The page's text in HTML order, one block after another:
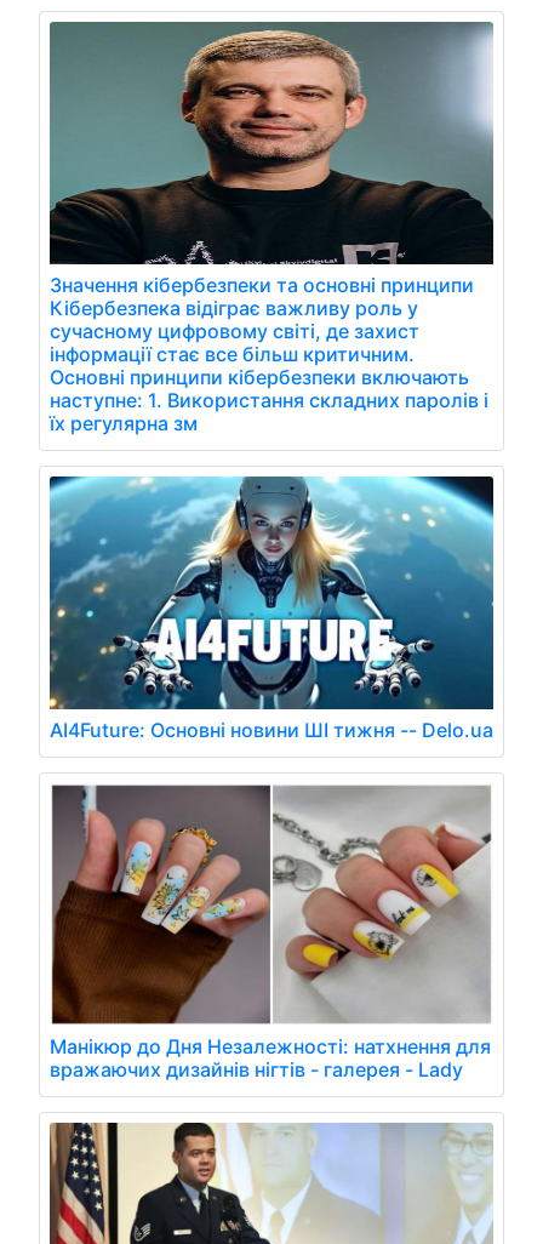
Значення кібербезпеки та основні принципи
Кібербезпека відіграє важливу роль у
сучасному цифровому світі, де захист
інформації стає все більш критичним.
Основні принципи кібербезпеки включають
наступне: 1. Використання складних паролів і
їх регулярна зм
AI4Future: Основні новини ШІ тижня -- Delo.ua
Манікюр до Дня Незалежності: натхнення для
вражаючих дизайнів нігтів - галерея - Lady